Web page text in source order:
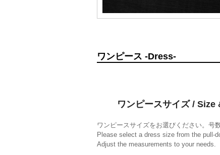
ワンピース -Dress-
ワンピースサイズ /
ワンピースサイズをお選びください。号
Please select a dress size from the pull-
Adjust the measurements to your needs.